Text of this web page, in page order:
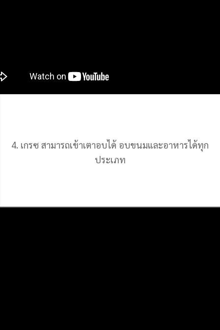
4. เกรซ สามารถเข้าเตาอบได้ อบขนมและอาหารได้ทุก
ประเภท